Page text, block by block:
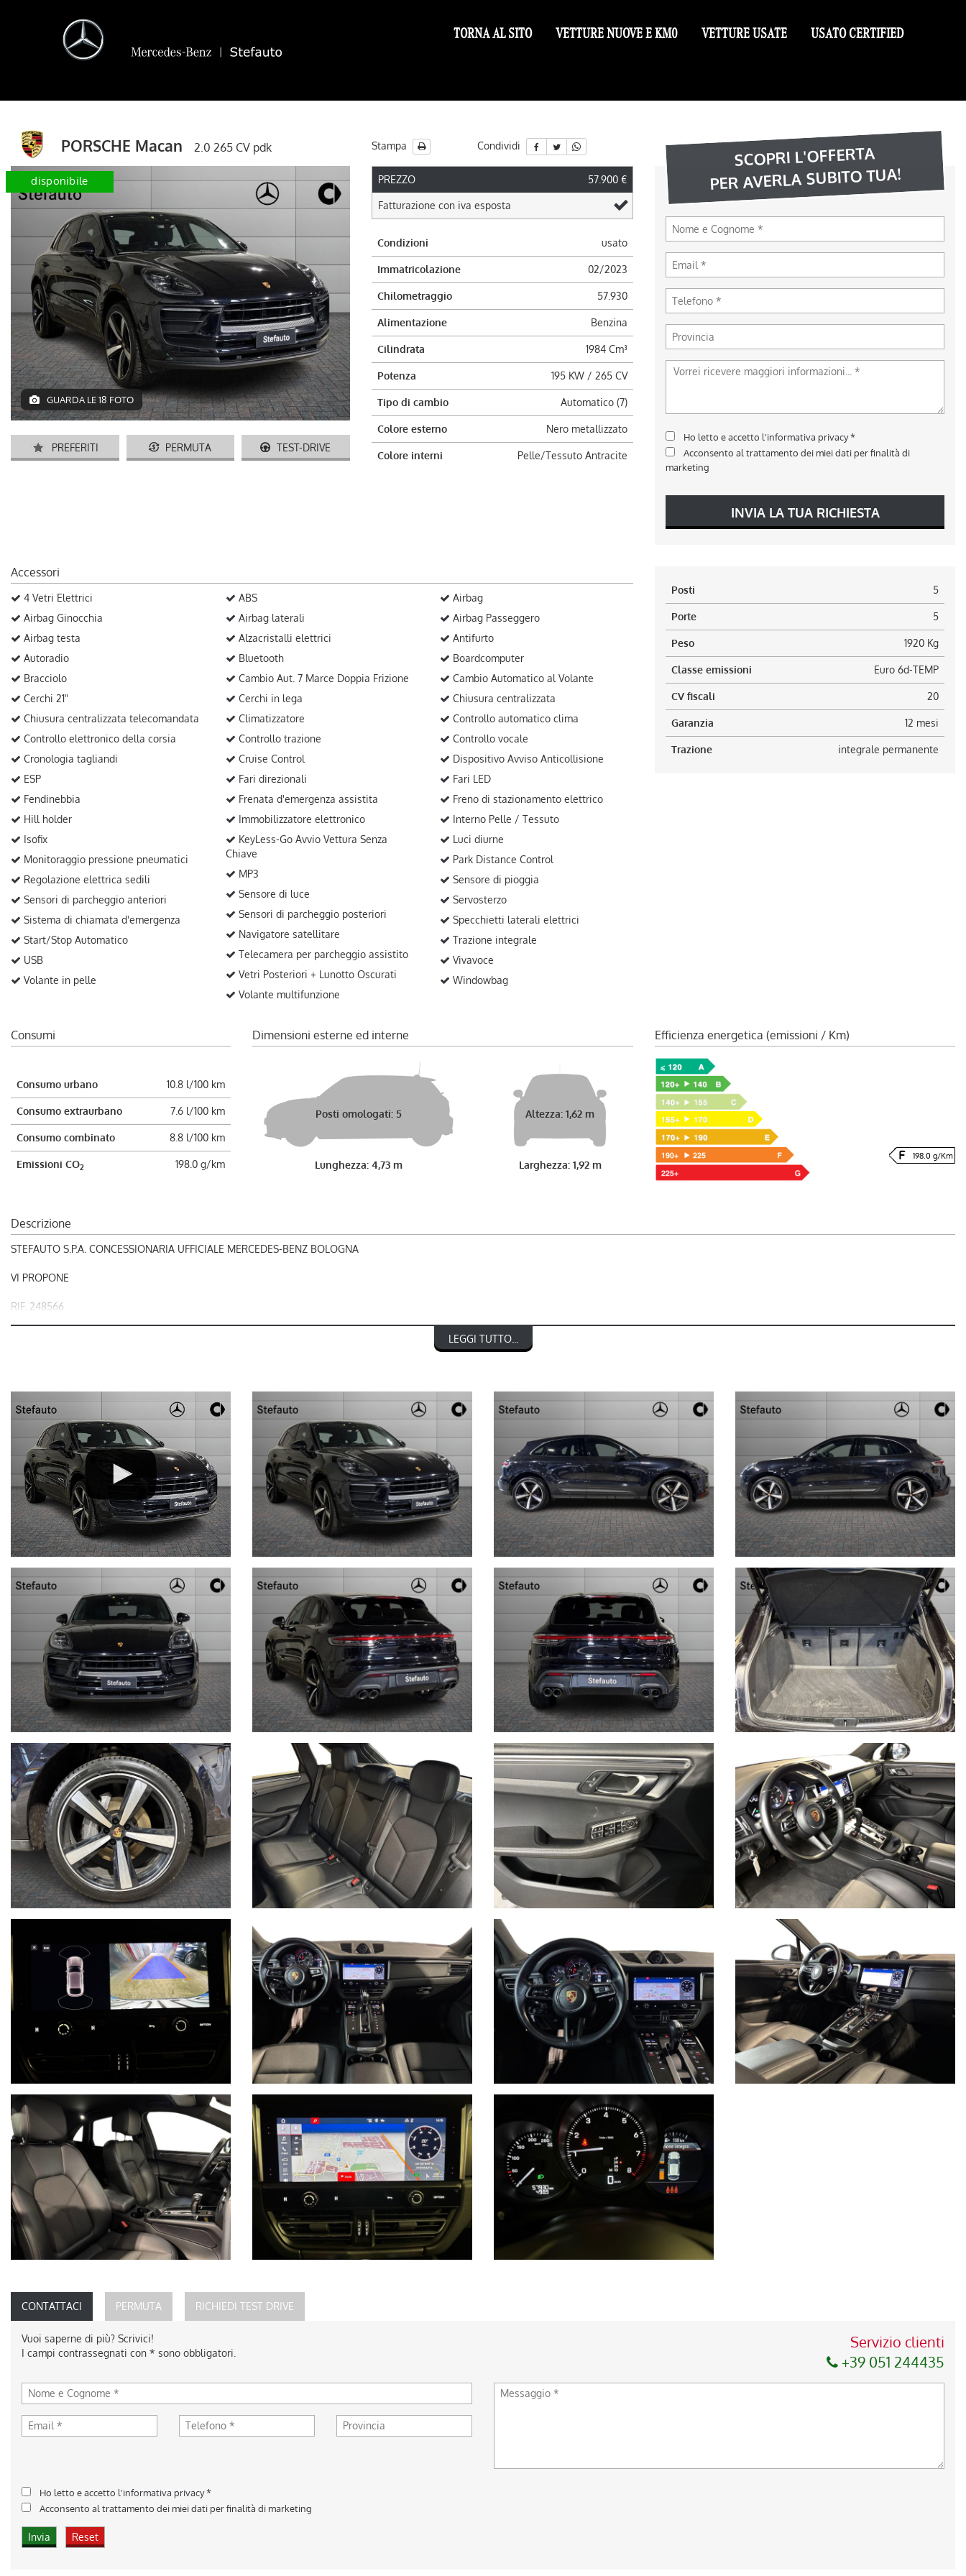
TORNA AL SITO VETTURE NUOVE E KM0 VETTURE USATE USATO CERTIFIED
PORSCHE Macan 2.0 265 CV pdk Stampa Condividi
disponibile
GUARDA LE 18 FOTO
PREFERITI PERMUTA TEST-DRIVE
PREZZO 57.900 €
Fatturazione con iva esposta
Condizioni usato
Immatricolazione 02/2023
Chilometraggio 57.930
Alimentazione Benzina
Cilindrata 1984 Cm³
Potenza 195 KW / 265 CV
Tipo di cambio Automatico (7)
Colore esterno Nero metallizzato
Colore interni Pelle/Tessuto Antracite
SCOPRI L'OFFERTA
PER AVERLA SUBITO TUA!
Ho letto e accetto l'informativa privacy*
Acconsento al trattamento dei miei dati per finalità di
marketing
INVIA LA TUA RICHIESTA
Accessori
4 Vetri Elettrici
Airbag Ginocchia
Airbag testa
Autoradio
Bracciolo
Cerchi 21"
Chiusura centralizzata telecomandata
Controllo elettronico della corsia
Cronologia tagliandi
ESP
Fendinebbia
Hill holder
Isofix
Monitoraggio pressione pneumatici
Regolazione elettrica sedili
Sensori di parcheggio anteriori
Sistema di chiamata d'emergenza
Start/Stop Automatico
USB
Volante in pelle
ABS
Airbag laterali
Alzacristalli elettrici
Bluetooth
Cambio Aut. 7 Marce Doppia Frizione
Cerchi in lega
Climatizzatore
Controllo trazione
Cruise Control
Fari direzionali
Frenata d'emergenza assistita
Immobilizzatore elettronico
KeyLess-Go Avvio Vettura Senza
Chiave
MP3
Sensore di luce
Sensori di parcheggio posteriori
Navigatore satellitare
Telecamera per parcheggio assistito
Vetri Posteriori + Lunotto Oscurati
Volante multifunzione
Airbag
Airbag Passeggero
Antifurto
Boardcomputer
Cambio Automatico al Volante
Chiusura centralizzata
Controllo automatico clima
Controllo vocale
Dispositivo Avviso Anticollisione
Fari LED
Freno di stazionamento elettrico
Interno Pelle / Tessuto
Luci diurne
Park Distance Control
Sensore di pioggia
Servosterzo
Specchietti laterali elettrici
Trazione integrale
Vivavoce
Windowbag
Posti 5
Porte 5
Peso 1920 Kg
Classe emissioni Euro 6d-TEMP
CV fiscali 20
Garanzia 12 mesi
Trazione integrale permanente
Consumi
Consumo urbano 10.8 l/100 km
Consumo extraurbano 7.6 l/100 km
Consumo combinato 8.8 l/100 km
Emissioni CO2 198.0 g/km
Dimensioni esterne ed interne
Posti omologati: 5
Lunghezza: 4,73 m
Altezza: 1,62 m
Larghezza: 1,92 m
Efficienza energetica (emissioni / Km)
198.0 g/Km
Descrizione
STEFAUTO S.P.A. CONCESSIONARIA UFFICIALE MERCEDES-BENZ BOLOGNA
VI PROPONE
RIF. 248566
OFFERTA VALIDA CON PROMO STEFAUTO (GETTONE FINANZIAMENTO € 3.000)
LA INVITIAMO A SPECIFICARE:
- UN RECAPITO TELEFONICO
- IN CASO DI AUTO DA DARE IN PERMUTA (MODELLO, ANNO DI
IMMATRICOLAZIONE, KM)
STEFAUTO S.P.A.BOLOGNA
VIA BENTINI, 111
VIALE BERTI - PICHAT, 10 - 40127 BOLOGNA
Tel. 051244435
sales@stefauto.it - www.stefauto.it
--------------------------------------------------------------------------
Stefauto S.p.a. declina ogni responsabilità per eventuali non conformità relative ad equipaggiamento, omologazioni anti inquinamento, accessori, ecc. pubblicate nei diversi portali. Dette informazioni che
non rappresentano in alcun modo un impegno contrattuale in quanto non ci è possibile intervenire su eventuali errori di stampa.
LEGGI TUTTO...
CONTATTACI PERMUTA RICHIEDI TEST DRIVE
Vuoi saperne di più? Scrivici!
I campi contrassegnati con * sono obbligatori.
Servizio clienti
+39 051 244435
Ho letto e accetto l'informativa privacy*
Acconsento al trattamento dei miei dati per finalità di marketing